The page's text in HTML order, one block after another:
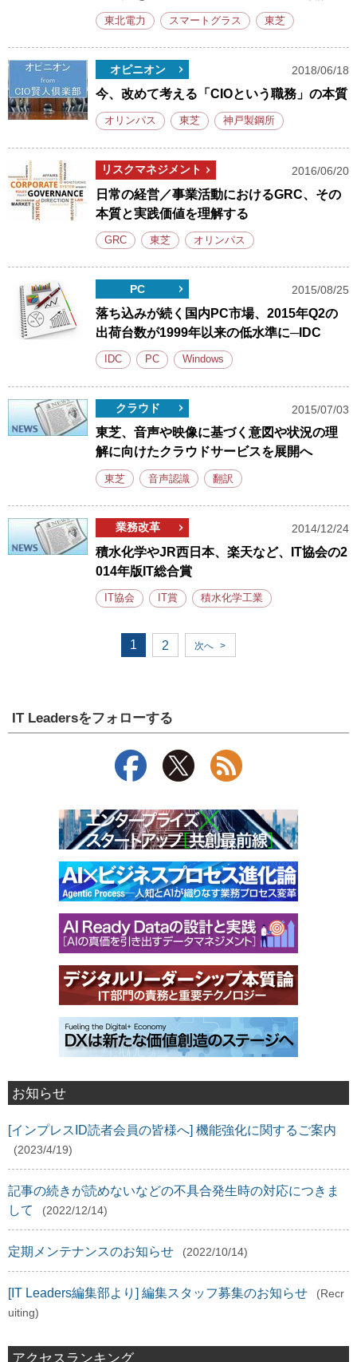
東北電力 スマートグラス 東芝
オピニオン 2018/06/18
今、改めて考える「CIOという職務」の本質
オリンパス 東芝 神戸製鋼所
リスクマネジメント 2016/06/20
日常の経営／事業活動におけるGRC、その
本質と実践価値を理解する
GRC 東芝 オリンパス
PC 2015/08/25
落ち込みが続く国内PC市場、2015年Q2の
出荷台数が1999年以来の低水準に─IDC
IDC PC Windows
クラウド 2015/07/03
東芝、音声や映像に基づく意図や状況の理
解に向けたクラウドサービスを展開へ
東芝 音声認識 翻訳
業務改革 2014/12/24
積水化学やJR西日本、楽天など、IT協会の2
014年版IT総合賞
IT協会 IT賞 積水化学工業
1 2 次へ >
IT Leadersをフォローする
お知らせ
[インプレスID読者会員の皆様へ] 機能強化に関するご案内
(2023/4/19)
記事の続きが読めないなどの不具合発生時の対応につきま
して
(2022/12/14)
定期メンテナンスのお知らせ (2022/10/14)
[IT Leaders編集部より] 編集スタッフ募集のお知らせ
(Recr
uiting)
アクセスランキング